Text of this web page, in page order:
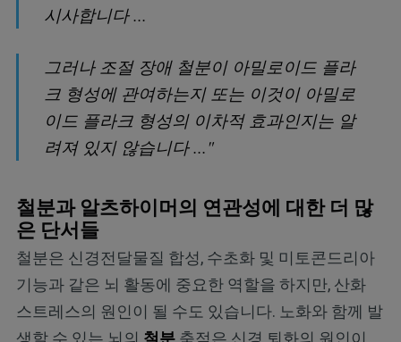
시사합니다 ...
그러나 조절 장애 철분이 아밀로이드 플라
크 형성에 관여하는지 또는 이것이 아밀로
이드 플라크 형성의 이차적 효과인지는 알
려져 있지 않습니다 ..."
철분과 알츠하이머의 연관성에 대한 더 많
은 단서들
철분은 신경전달물질 합성, 수초화 및 미토콘드리아
기능과 같은 뇌 활동에 중요한 역할을 하지만, 산화
스트레스의 원인이 될 수도 있습니다. 노화와 함께 발
생할 수 있는 뇌의 철분축적은 신경 퇴화의 원인이